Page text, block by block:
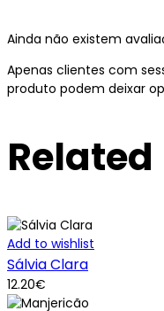
Ainda não existem
Apenas clientes com
produto podem deixar
Add to wishlist
Sálvia Clara
12.20€